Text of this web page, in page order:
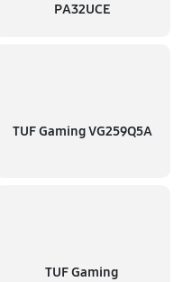
PA32UCE
TUF Gaming VG259Q5A
TUF Gaming